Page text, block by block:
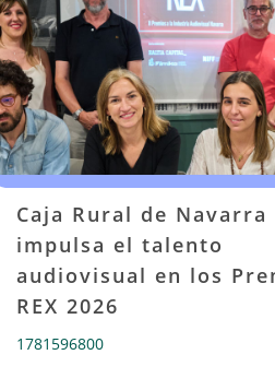
Caja Rural de Navarra
impulsa el talento
audiovisual en los
REX 2026
1781596800